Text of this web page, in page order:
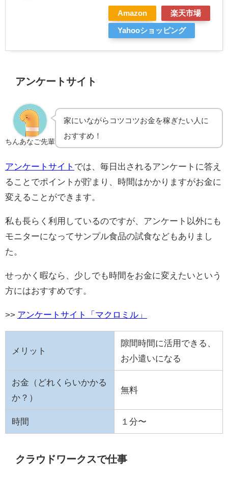
Amazon 楽天市場
Yahooショッピング
アンケートサイト
ちんあなご先輩
家にいながらコツコツお金を稼ぎたい人に
おすすめ！
アンケートサイト では、毎日出されるアンケートに答え
ることでポイントが貯まり、時間はかかりますがお金に
変えることができます。
私も長らく利用しているのですが、アンケート以外にも
モニターになってサンプル食品の試食などもありまし
た。
せっかく暇なら、少しでも時間をお金に変えたいという
方にはおすすめです。
>> アンケートサイト「マクロミル」
メリット
隙間時間に活用できる、
お小遣いになる
お金（どれくらいかかる
か？）
無料
時間 １分〜
クラウドワークスで仕事